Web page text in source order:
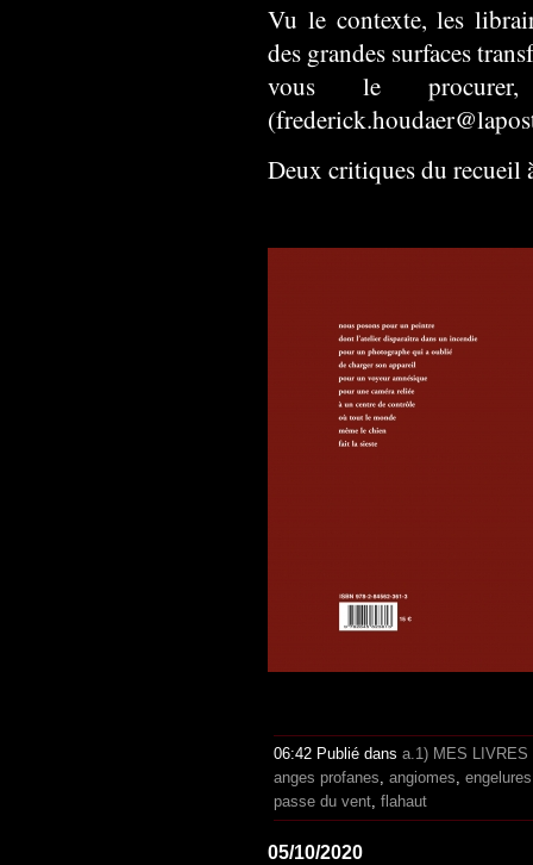
Vu le contexte, les
des grandes surfaces
vous le
Deux critiques du recueil
06:42 Publié dans a.1) MES LIVRES
anges profanes, angiomes, engelures
passe du vent, flahaut
05/10/2020